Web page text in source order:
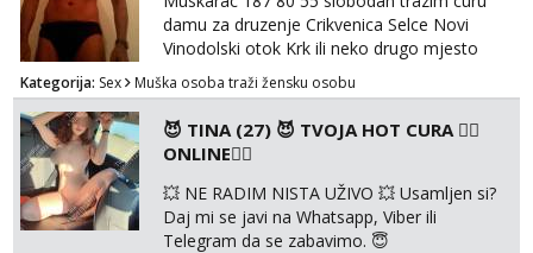
@m49229
damu za druzenje Crikvenica Selce Novi
Vinodolski otok Krk ili neko drugo mjesto
Kategorija: Sex Muška osoba traži žensku osobu
😈 TINA (27) 😈 TVOJA HOT CURA ❤️‍🔥
ONLINE❤️‍🔥
💥 NE RADIM NISTA UŽIVO 💥 Usamljen si?
Daj mi se javi na Whatsapp, Viber ili
Telegram da se zabavimo. 😇